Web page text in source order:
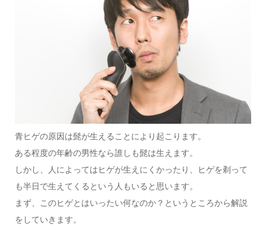
青ヒゲの原因は髭が生えることにより起こります。
ある程度の年齢の男性なら誰しも髭は生えます。
しかし、人によってはヒゲが生えにくかったり、ヒゲを剃って
も半日で生えてくるという人もいると思います。
まず、このヒゲとはいったい何なのか？というところから解説
をしていきます。